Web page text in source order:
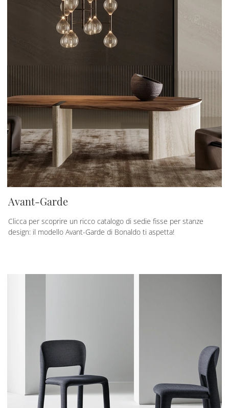
Avant-Garde
Clicca per scoprire un ricco catalogo di sedie fisse per stanze
design: il modello Avant-Garde di Bonaldo ti aspetta!